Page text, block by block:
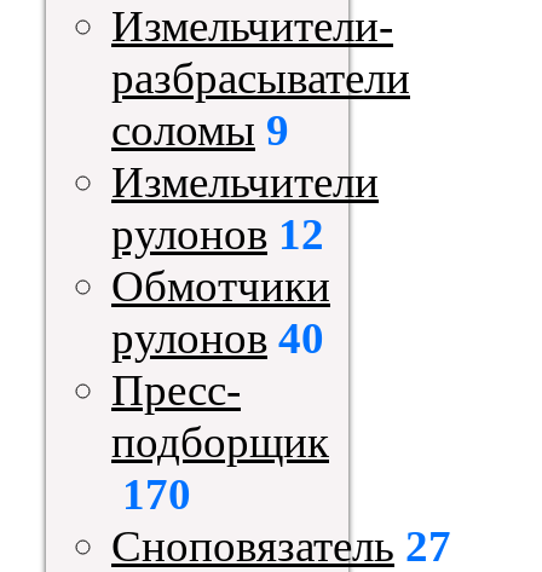
Измельчители-
разбрасыватели
соломы 9
Измельчители
рулонов 12
Обмотчики
рулонов 40
Пресс-
подборщик
170
Сноповязатель 27